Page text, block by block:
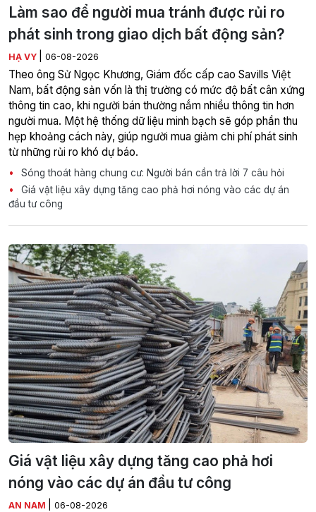
Làm sao để người mua tránh được rủi ro
phát sinh trong giao dịch bất động sản?
HẠ VY 06-08-2026
Theo ông Sử Ngọc Khương, Giám đốc cấp cao Savills Việt
Nam, bất động sản vốn là thị trường có mức độ bất cân xứng
thông tin cao, khi người bán thường nắm nhiều thông tin hơn
người mua. Một hệ thống dữ liệu minh bạch sẽ góp phần thu
hẹp khoảng cách này, giúp người mua giảm chi phí phát sinh
từ những rủi ro khó dự báo.
Sóng thoát hàng chung cư: Người bán cần trả lời 7 câu hỏi
Giá vật liệu xây dựng tăng cao phả hơi nóng vào các dự án
đầu tư công
Giá vật liệu xây dựng tăng cao phả hơi
nóng vào các dự án đầu tư công
AN NAM 06-08-2026